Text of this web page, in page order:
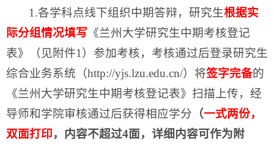
1.各学科点线下组织中期答辩，研究生根据实
际分组情况填写 《兰州大学研究生中期考核登记
表》（见附件1）参加考核，考核通过后登录研究生
综合业务系统（http://yjs.lzu.edu.cn/）将签字完备的
《兰州大学研究生中期考核登记表》扫描上传，经
导师和学院审核通过后获得相应学分 （一式两份，
双面打印，内容不超过4面，详细内容可作为附